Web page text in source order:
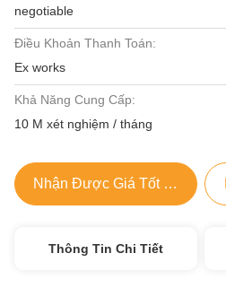
negotiable
Điều Khoản Thanh Toán:
Ex works
Khả Năng Cung Cấp:
10 M xét nghiệm / tháng
Nhận Được Giá Tốt Nhất
Thông Tin Chi Tiết